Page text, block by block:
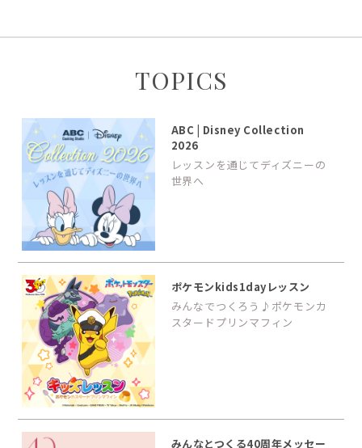
TOPICS
ABC | Disney Collection
2026
レッスンを通じてディズニーの
世界へ
ポケモンkids1dayレッスン
みんなでつくろう♪ポケモンカ
スタードプリンマフィン
みんなとつくる40周年メッセー